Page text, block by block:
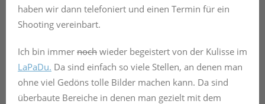
haben wir dann telefoniert und einen Termin für ein
Shooting vereinbart.
Ich bin immer noch wieder begeistert von der Kulisse im
LaPaDu. Da sind einfach so viele Stellen, an denen man
ohne viel Gedöns tolle Bilder machen kann. Da sind
überbaute Bereiche in denen man gezielt mit dem